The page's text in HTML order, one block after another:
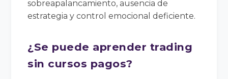
sobreapalancamiento, ausencia de
estrategia y control emocional deficiente.
¿Se puede aprender trading
sin cursos pagos?